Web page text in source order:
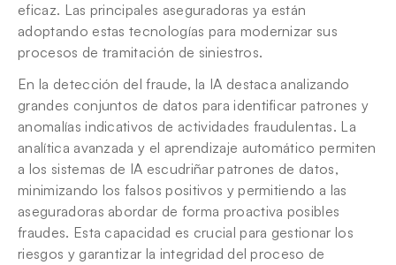
eficaz. Las principales aseguradoras ya están
adoptando estas tecnologías para modernizar sus
procesos de tramitación de siniestros.
En la detección del fraude, la IA destaca analizando
grandes conjuntos de datos para identificar patrones y
anomalías indicativos de actividades fraudulentas. La
analítica avanzada y el aprendizaje automático permiten
a los sistemas de IA escudriñar patrones de datos,
minimizando los falsos positivos y permitiendo a las
aseguradoras abordar de forma proactiva posibles
fraudes. Esta capacidad es crucial para gestionar los
riesgos y garantizar la integridad del proceso de